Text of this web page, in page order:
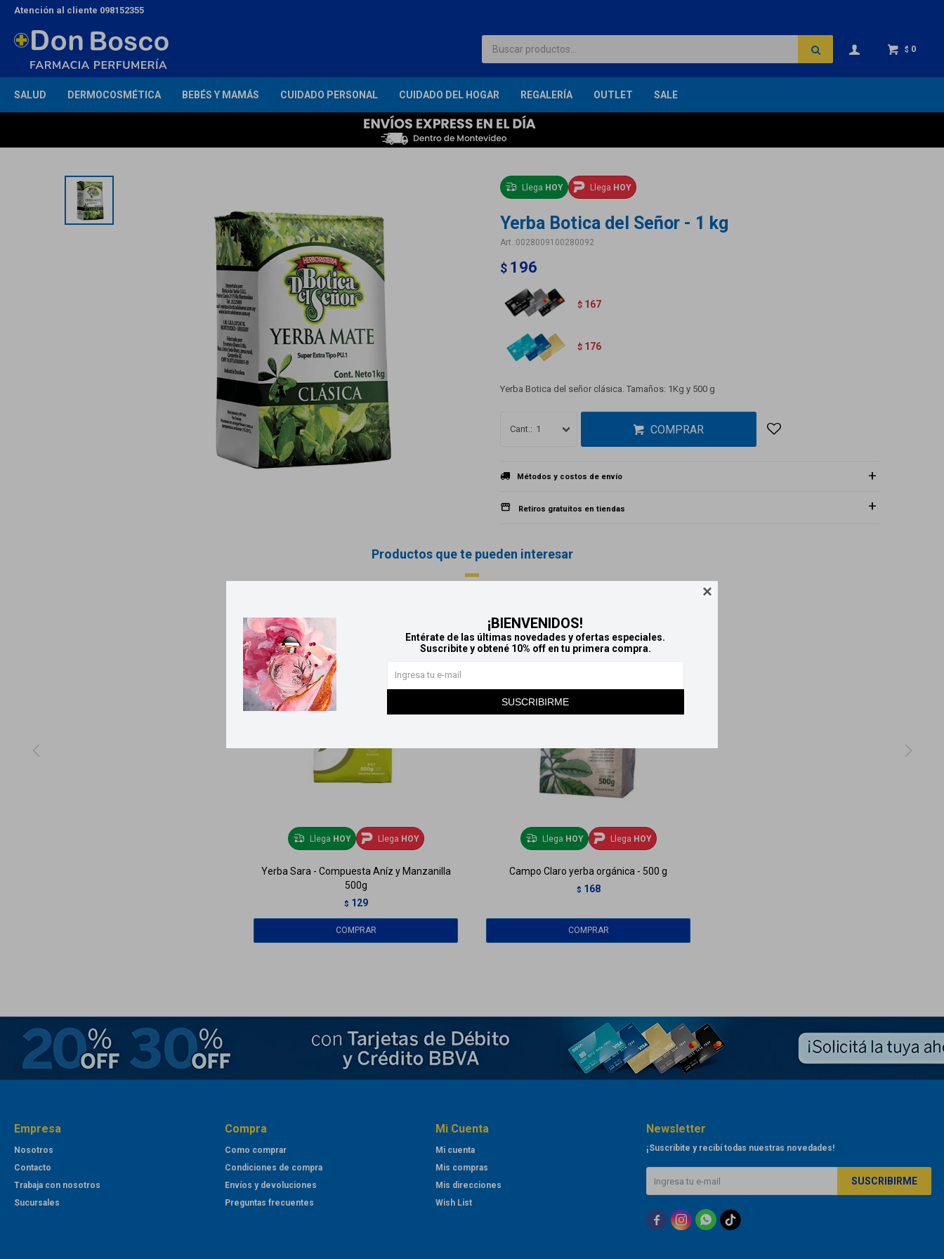

¡BIENVENIDOS!
Entérate de las últimas novedades y ofertas especiales.
Suscribite y obtené 10% off en tu primera compra.
SUSCRIBIRME
SALUD DERMOCOSMÉTICA BEBÉS Y MAMÁS CUIDADO PERSONAL CUIDADO DEL HOGAR REGALERÍA OUTLET SALE
$ 0
Atención al cliente 098152355
Llega HOY Llega HOY
Yerba Botica del Señor - 1 kg
0028009100280092
$ 196
$ 167
$ 176
Yerba Botica del señor clásica. Tamaños: 1Kg y 500 g
1 COMPRAR
Métodos y costos de envío
Retiros gratuitos en tiendas
Productos que te pueden interesar
Llega HOY Llega HOY
Yerba Sara - Compuesta Aníz y Manzanilla
500g
$ 129
Llega HOY Llega HOY
Campo Claro yerba orgánica - 500 g
$ 168
Empresa
Nosotros
Contacto
Trabaja con nosotros
Sucursales
Compra
Como comprar
Condiciones de compra
Envíos y devoluciones
Preguntas frecuentes
Mi Cuenta
Mi cuenta
Mis compras
Mis direcciones
Wish List
Newsletter
¡Suscribite y recibí todas nuestras novedades!
SUSCRIBIRME
  